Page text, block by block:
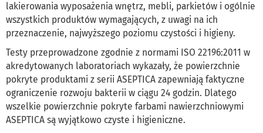
lakierowania wyposażenia wnętrz, mebli, parkietów i ogólnie
wszystkich produktów wymagających, z uwagi na ich
przeznaczenie, najwyższego poziomu czystości i higieny.
Testy przeprowadzone zgodnie z normami ISO 22196:2011 w
akredytowanych laboratoriach wykazały, że powierzchnie
pokryte produktami z serii ASEPTICA zapewniają faktyczne
ograniczenie rozwoju bakterii w ciągu 24 godzin. Dlatego
wszelkie powierzchnie pokryte farbami nawierzchniowymi
ASEPTICA są wyjątkowo czyste i higieniczne.